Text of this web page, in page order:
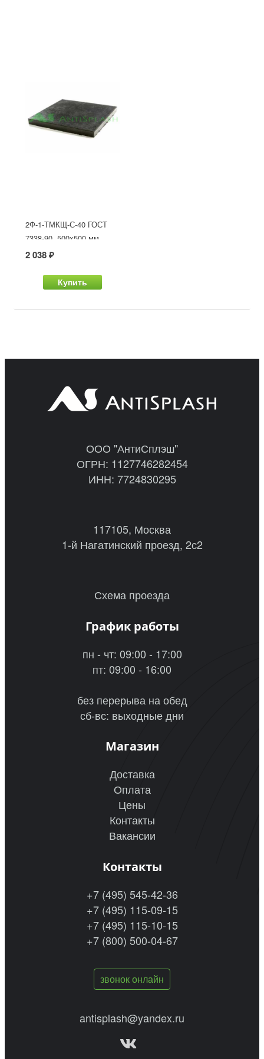
2Ф-1-ТМКЩ-С-40 ГОСТ
7338-90, 500x500 мм
2 038 ₽
Купить
ООО "АнтиСплэш"
ОГРН: 1127746282454
ИНН: 7724830295
117105, Москва
1-й Нагатинский проезд, 2с2
Схема проезда
График работы
пн - чт: 09:00 - 17:00
пт: 09:00 - 16:00
без перерыва на обед
сб-вс: выходные дни
Магазин
Доставка
Оплата
Цены
Контакты
Вакансии
Контакты
+7 (495) 545-42-36
+7 (495) 115-09-15
+7 (495) 115-10-15
+7 (800) 500-04-67
звонок онлайн
antisplash@yandex.ru